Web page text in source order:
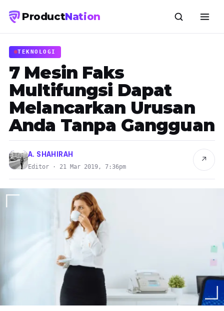
ProductNation
TEKNOLOGI
7 Mesin Faks
Multifungsi Dapat
Melancarkan Urusan
Anda Tanpa Gangguan
A. SHAHIRAH
Editor · 21 Mar 2019, 7:36pm
↗